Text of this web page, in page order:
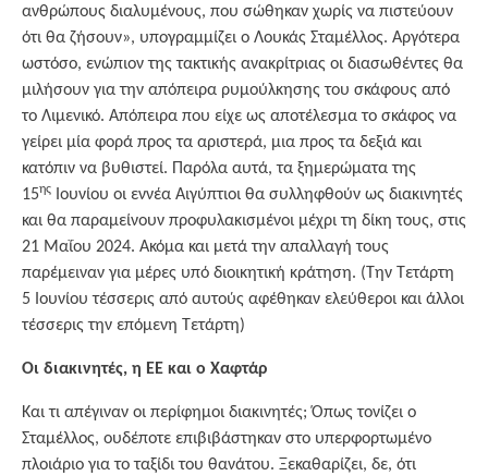
ανθρώπους διαλυμένους, που σώθηκαν χωρίς να πιστεύουν
ότι θα ζήσουν», υπογραμμίζει ο Λουκάς Σταμέλλος. Αργότερα
ωστόσο, ενώπιον της τακτικής ανακρίτριας οι διασωθέντες θα
μιλήσουν για την απόπειρα ρυμούλκησης του σκάφους από
το Λιμενικό. Απόπειρα που είχε ως αποτέλεσμα το σκάφος να
γείρει μία φορά προς τα αριστερά, μια προς τα δεξιά και
κατόπιν να βυθιστεί. Παρόλα αυτά, τα ξημερώματα της
15ης
Ιουνίου οι εννέα Αιγύπτιοι θα συλληφθούν ως διακινητές
και θα παραμείνουν προφυλακισμένοι μέχρι τη δίκη τους, στις
21 Μαΐου 2024. Ακόμα και μετά την απαλλαγή τους
παρέμειναν για μέρες υπό διοικητική κράτηση. (Την Τετάρτη
5 Ιουνίου τέσσερις από αυτούς αφέθηκαν ελεύθεροι και άλλοι
τέσσερις την επόμενη Τετάρτη)
Οι διακινητές, η ΕΕ και ο Χαφτάρ
Και τι απέγιναν οι περίφημοι διακινητές; Όπως τονίζει ο
Σταμέλλος, ουδέποτε επιβιβάστηκαν στο υπερφορτωμένο
πλοιάριο για το ταξίδι του θανάτου. Ξεκαθαρίζει, δε, ότι